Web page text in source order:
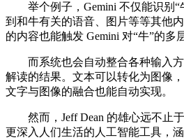
举个例子，Gemini 不仅能识别“
到和牛有关的语音、图片等等其他
的内容也能触发 Gemini 对“牛”的多
而系统也会自动整合各种输入方
解读的结果。文本可以转化为图像
文字与图像的融合也能自动实现。
然而，Jeff Dean 的雄心远不止
更深入人们生活的人工智能工具，